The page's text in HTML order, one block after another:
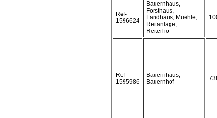
Ref-
1596624
Bauernhaus,
Forsthaus,
Landhaus, Muehle,
Reitanlage,
Reiterhof
Ref-
1595986
Bauernhaus,
Bauernhof